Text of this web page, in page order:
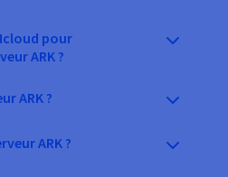
pour
ARK ?
ARK ?
ARK ?